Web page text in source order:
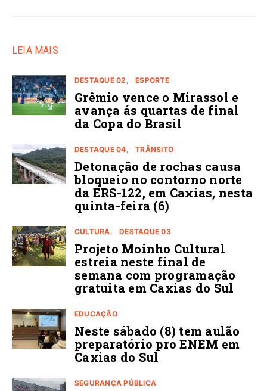
LEIA MAIS
DESTAQUE 02 ESPORTE
Grêmio vence o Mirassol e
avança ás quartas de final
da Copa do Brasil
DESTAQUE 04 TRÂNSITO
Detonação de rochas causa
bloqueio no contorno norte
da ERS-122, em Caxias, nesta
quinta-feira (6)
CULTURA DESTAQUE 03
Projeto Moinho Cultural
estreia neste final de
semana com programação
gratuita em Caxias do Sul
EDUCAÇÃO
Neste sábado (8) tem aulão
preparatório pro ENEM em
Caxias do Sul
SEGURANÇA PÚBLICA